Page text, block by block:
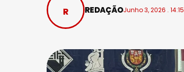
REDAÇÃOJunho 3, 2026 . 14:15